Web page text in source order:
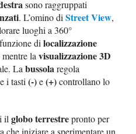
sono raggruppati
. L’omino diStreet View,
luoghi a 360°
dilocalizzazione
mentre lavisualizzazione 3D
Labussola regola
i tasti(-)e(+)controllano lo
ilglobo terrestrepronto per
che iniziare a sperimentare un